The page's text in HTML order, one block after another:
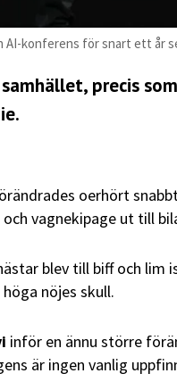
AI-konferens för snart ett år
precis
oerhört
vagnekipage ut till
blev till biff och
nöjes skull.
inför en ännu större
är ingen vanlig